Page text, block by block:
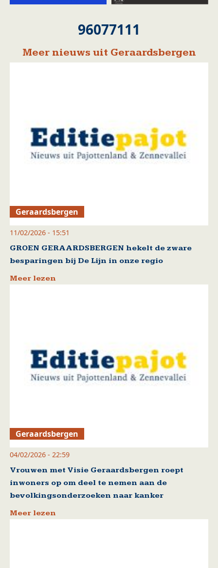
96077111
Meer nieuws uit Geraardsbergen
Geraardsbergen
11/02/2026 - 15:51
GROEN GERAARDSBERGEN hekelt de zware
besparingen bij De Lijn in onze regio
Meer lezen
Geraardsbergen
04/02/2026 - 22:59
Vrouwen met Visie Geraardsbergen roept
inwoners op om deel te nemen aan de
bevolkingsonderzoeken naar kanker
Meer lezen